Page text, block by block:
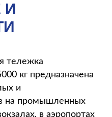
И
тележка
кг предназначена
и
на промышленных
в аэропортах